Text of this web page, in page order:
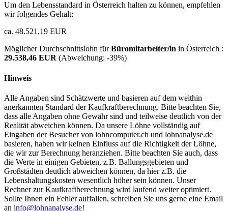
Um den Lebensstandard in Österreich halten zu können, empfehlen
wir folgendes Gehalt:
ca. 48.521,19 EUR
Möglicher Durchschnittslohn fürBüromitarbeiter/in in Österreich :
29.538,46 EUR (Abweichung: -39%)
Hinweis
Alle Angaben sind Schätzwerte und basieren auf dem weithin
anerkannten Standard der Kaufkraftberechnung. Bitte beachten Sie,
dass alle Angaben ohne Gewähr sind und teilweise deutlich von der
Realität abweichen können. Da unsere Löhne vollständig auf
Eingaben der Besucher von lohncomputer.ch und lohnanalyse.de
basieren, haben wir keinen Einfluss auf die Richtigkeit der Löhne,
die wir zur Berechnung heranziehen. Bitte beachten Sie auch, dass
die Werte in einigen Gebieten, z.B. Ballungsgebieten und
Großstädten deutlich abweichen können, da hier z.B. die
Lebenshaltungskosten wesentlich höher sein können. Unser
Rechner zur Kaufkraftberechnung wird laufend weiter optimiert.
Sollte Ihnen ein Fehler auffallen, schreiben Sie uns gerne eine Email
an info@lohnanalyse.de!